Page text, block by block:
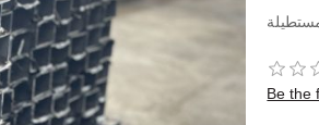
Be the